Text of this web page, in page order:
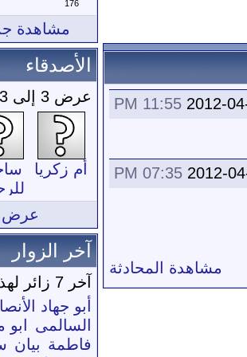
2012-
11:55 PM
2012-
07:35 PM
مشاهدة المحادثة
176
مشاهدة
الأصدقاء
عرض 3 إلى 3 من الأصدقاء
أم زكريا
عرض
آخر الزوار
آخر 7 زائر لهذه الصفحة هم:
أبو جهاد
السالمى
فاطمة بيان